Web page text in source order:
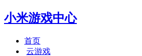
小米游戏中心
首页
云游戏